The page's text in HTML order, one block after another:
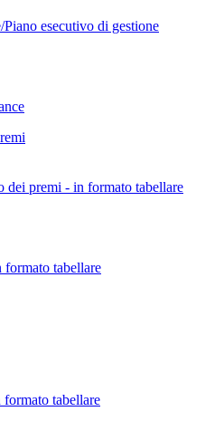
esecutivo di gestione
dei premi - in formato tabellare
tabellare
tabellare